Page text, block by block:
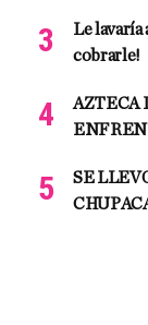
Le lavaría
cobrarle!
AZTECA
SE